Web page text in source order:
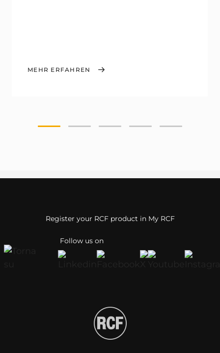
MEHR ERFAHREN
Follow us on
Register your RCF product in My RCF